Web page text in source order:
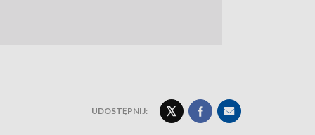
UDOSTĘPNIJ: